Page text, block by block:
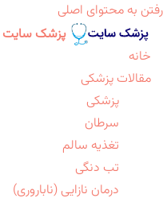
رفتن به محتوای اصلی
پزشک سایت
خانه
مقالات پزشکی
پزشکی
سرطان
تغذیه سالم
تب دنگی
درمان نازایی (ناباروری)